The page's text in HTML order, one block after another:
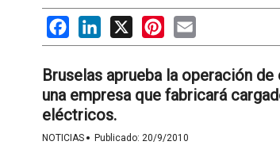
FacebookLinkedIn
X PinterestEmail
Bruselas aprueba la operación
una empresa que fabricará
eléctricos.
NOTICIAS · Publicado: 20/9/2010